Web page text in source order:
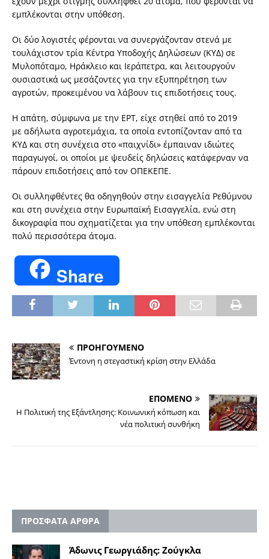
εμπλέκονται στην υπόθεση.
Οι δύο λογιστές φέρονται να συνεργάζονταν στενά με
τουλάχιστον τρία Κέντρα Υποδοχής Δηλώσεων (ΚΥΔ) σε
Μυλοπόταμο, Ηράκλειο και Ιεράπετρα, και λειτουργούν
ουσιαστικά ως μεσάζοντες για την εξυπηρέτηση των
αγροτών, προκειμένου να λάβουν τις επιδοτήσεις τους.
Η απάτη, σύμφωνα με την ΕΡΤ, είχε στηθεί από το 2019
με αδήλωτα αγροτεμάχια, τα οποία εντοπίζονταν από τα
ΚΥΔ και στη συνέχεια στο «παιχνίδι» έμπαιναν ιδιώτες
παραγωγοί, οι οποίοι με ψευδείς δηλώσεις κατάφερναν να
πάρουν επιδοτήσεις από τον ΟΠΕΚΕΠΕ.
Οι συλληφθέντες θα οδηγηθούν στην εισαγγελία Ρεθύμνου
και στη συνέχεια στην Ευρωπαϊκή Εισαγγελία, ενώ στη
δικογραφία που σχηματίζεται για την υπόθεση εμπλέκονται
πολύ περισσότερα άτομα.
Share
ΠΡΟΗΓΟΥΜΕΝΟ
Έντονη η στεγαστική κρίση στην Ελλάδα
ΕΠΟΜΕΝΟ
Η Πολιτική της Εξάντλησης: Κοινωνική κόπωση και
νέα πολιτική συνθήκη
ΠΡΟΣΦΑΤΑ ΑΡΘΡΑ
Άδωνις Γεωργιάδης: Ζούγκλα